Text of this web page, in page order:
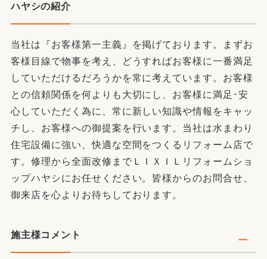
ハヤシの紹介
当社は『お客様第一主義』を掲げております。まずお
客様目線で物事を考え、どうすればお客様に一番満足
していただけるだろうかを常に考えています。お客様
との信頼関係を何よりも大切にし、お客様に満足･安
心していただく為に、常に新しい知識や情報をキャッ
チし、お客様への御提案を行います。当社は水まわり
住宅設備に強い、快適な空間をつくるリフォーム店で
す。修理から全面改修までＬＩＸＩＬリフォームショ
ップハヤシにお任せください。皆様からのお問合せ、
御来店を心よりお待ちしております。
施主様コメント